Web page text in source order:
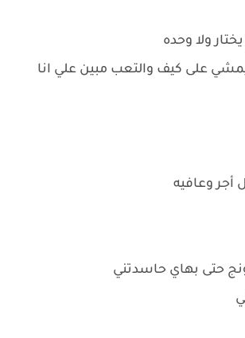
ولا وحده
على كيف والتعب مبين علي انا
أجر وعافيه
حتى بهاي حاسدتني